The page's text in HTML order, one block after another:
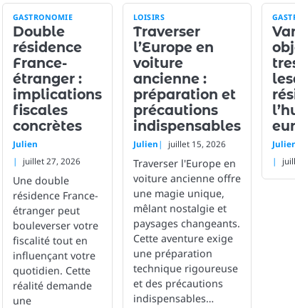
GASTRONOMIE
Double
résidence
France-
étranger :
implications
fiscales
concrètes
Julien
juillet 27, 2026
Une double
résidence France-
étranger peut
bouleverser votre
fiscalité tout en
influençant votre
quotidien. Cette
réalité demande
une
LOISIRS
Traverser
l’Europe en
voiture
ancienne :
préparation et
précautions
indispensables
Julien juillet 15, 2026
Traverser l'Europe en
voiture ancienne offre
une magie unique,
mêlant nostalgie et
paysages changeants.
Cette aventure exige
une préparation
technique rigoureuse
et des précautions
indispensables…